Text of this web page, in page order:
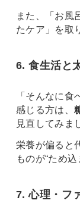
また、「お風
たケア」を取
6. 食生活と
「そんなに
感じる方は、
見直してみま
栄養が偏ると
ものが“ため
7. 心理・フ